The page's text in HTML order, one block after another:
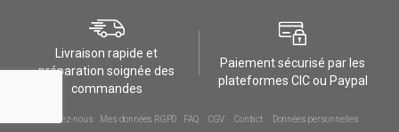
Livraison rapide et
préparation soignée des
commandes
Paiement sécurisé par les
plateformes CIC ou Paypal
Contactez-nous Mes données RGPD FAQ CGV Contact Données personnelles